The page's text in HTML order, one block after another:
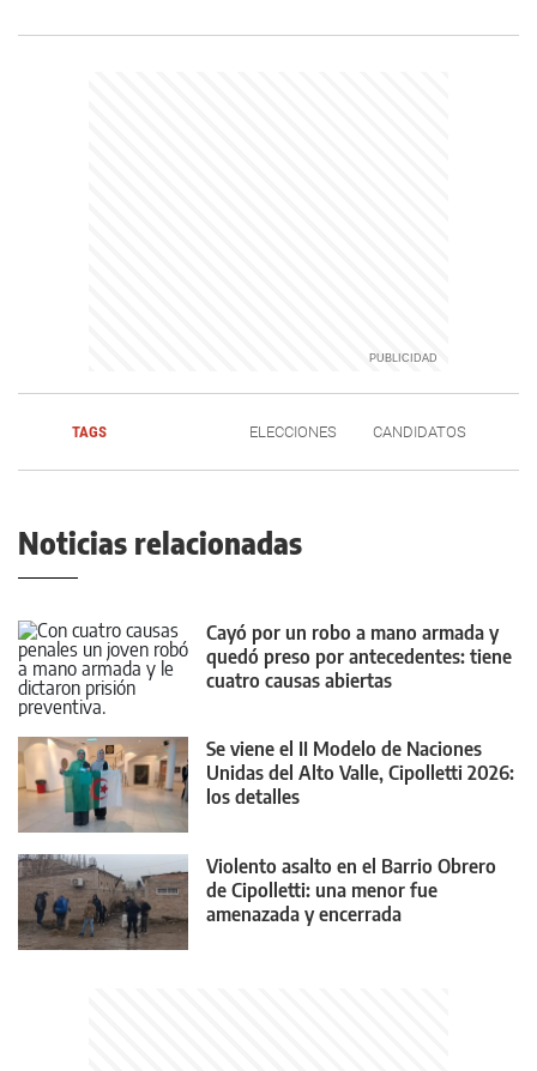
TAGS ELECCIONES CANDIDATOS
Noticias relacionadas
Cayó por un robo a mano armada y
quedó preso por antecedentes: tiene
cuatro causas abiertas
Se viene el II Modelo de Naciones
Unidas del Alto Valle, Cipolletti 2026:
los detalles
Violento asalto en el Barrio Obrero
de Cipolletti: una menor fue
amenazada y encerrada